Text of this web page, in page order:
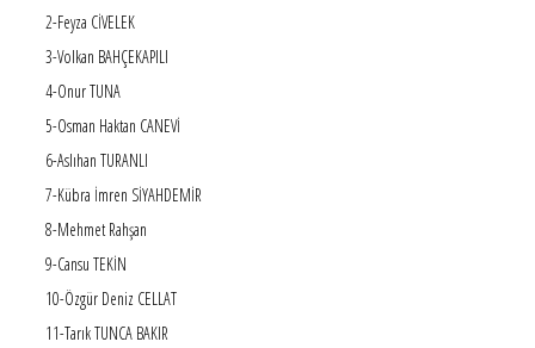
2-Feyza CİVELEK
3-Volkan BAHÇEKAPILI
4-Onur TUNA
5-Osman Haktan CANEVİ
6-Aslıhan TURANLI
7-Kübra İmren SİYAHDEMİR
8-Mehmet Rahşan
9-Cansu TEKİN
10-Özgür Deniz CELLAT
11-Tarık TUNCA BAKIR